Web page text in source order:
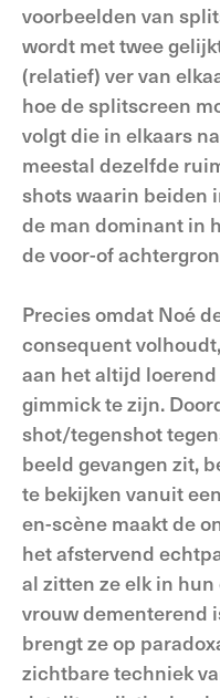
voorbeelden van
wordt met twee
(relatief) ver van
hoe de splitscreen
volgt die in elkaars
meestal dezelfde
shots waarin beiden
de man dominant in
de voor-of
Precies omdat Noé
consequent
aan het altijd
gimmick te zijn.
shot/tegenshot
beeld gevangen zit,
te bekijken vanuit
en-scène maakt de
het afstervend
al zitten ze elk in
vrouw dementerend
brengt ze op
zichtbare techniek